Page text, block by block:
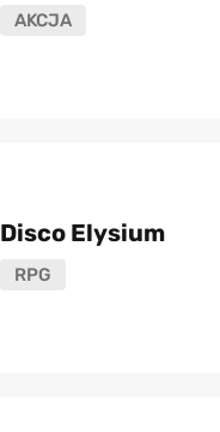
AKCJA
Disco Elysium
RPG